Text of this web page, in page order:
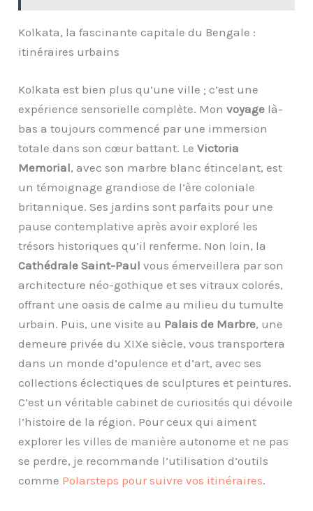
Kolkata, la fascinante capitale du Bengale :
itinéraires urbains
Kolkata est bien plus qu’une ville ; c’est une
expérience sensorielle complète. Monvoyage là-
bas a toujours commencé par une immersion
totale dans son cœur battant. LeVictoria
Memorial, avec son marbre blanc étincelant, est
un témoignage grandiose de l’ère coloniale
britannique. Ses jardins sont parfaits pour une
pause contemplative après avoir exploré les
trésors historiques qu’il renferme. Non loin, la
Cathédrale Saint-Paul vous émerveillera par son
architecture néo-gothique et ses vitraux colorés,
offrant une oasis de calme au milieu du tumulte
urbain. Puis, une visite au Palais de Marbre, une
demeure privée du XIXe siècle, vous transportera
dans un monde d’opulence et d’art, avec ses
collections éclectiques de sculptures et peintures.
C’est un véritable cabinet de curiosités qui dévoile
l’histoire de la région. Pour ceux qui aiment
explorer les villes de manière autonome et ne pas
se perdre, je recommande l’utilisation d’outils
comme Polarsteps pour suivre vos itinéraires.